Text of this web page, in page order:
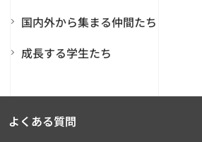
国内外から集まる仲間たち
成長する学生たち
よくある質問